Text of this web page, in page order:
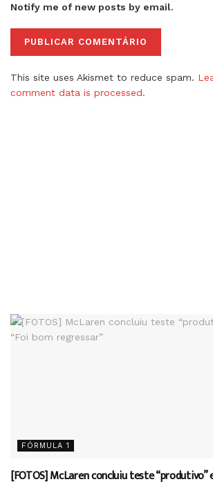
Notify me of new posts by email.
This site uses Akismet to reduce spam.
comment data is processed.
FÓRMULA 1
[FOTOS] McLaren concluiu teste